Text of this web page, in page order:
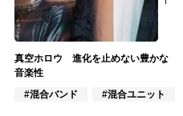
真空ホロウ 進化を止めない豊かな
音楽性
#混合バンド
#混合ユニット